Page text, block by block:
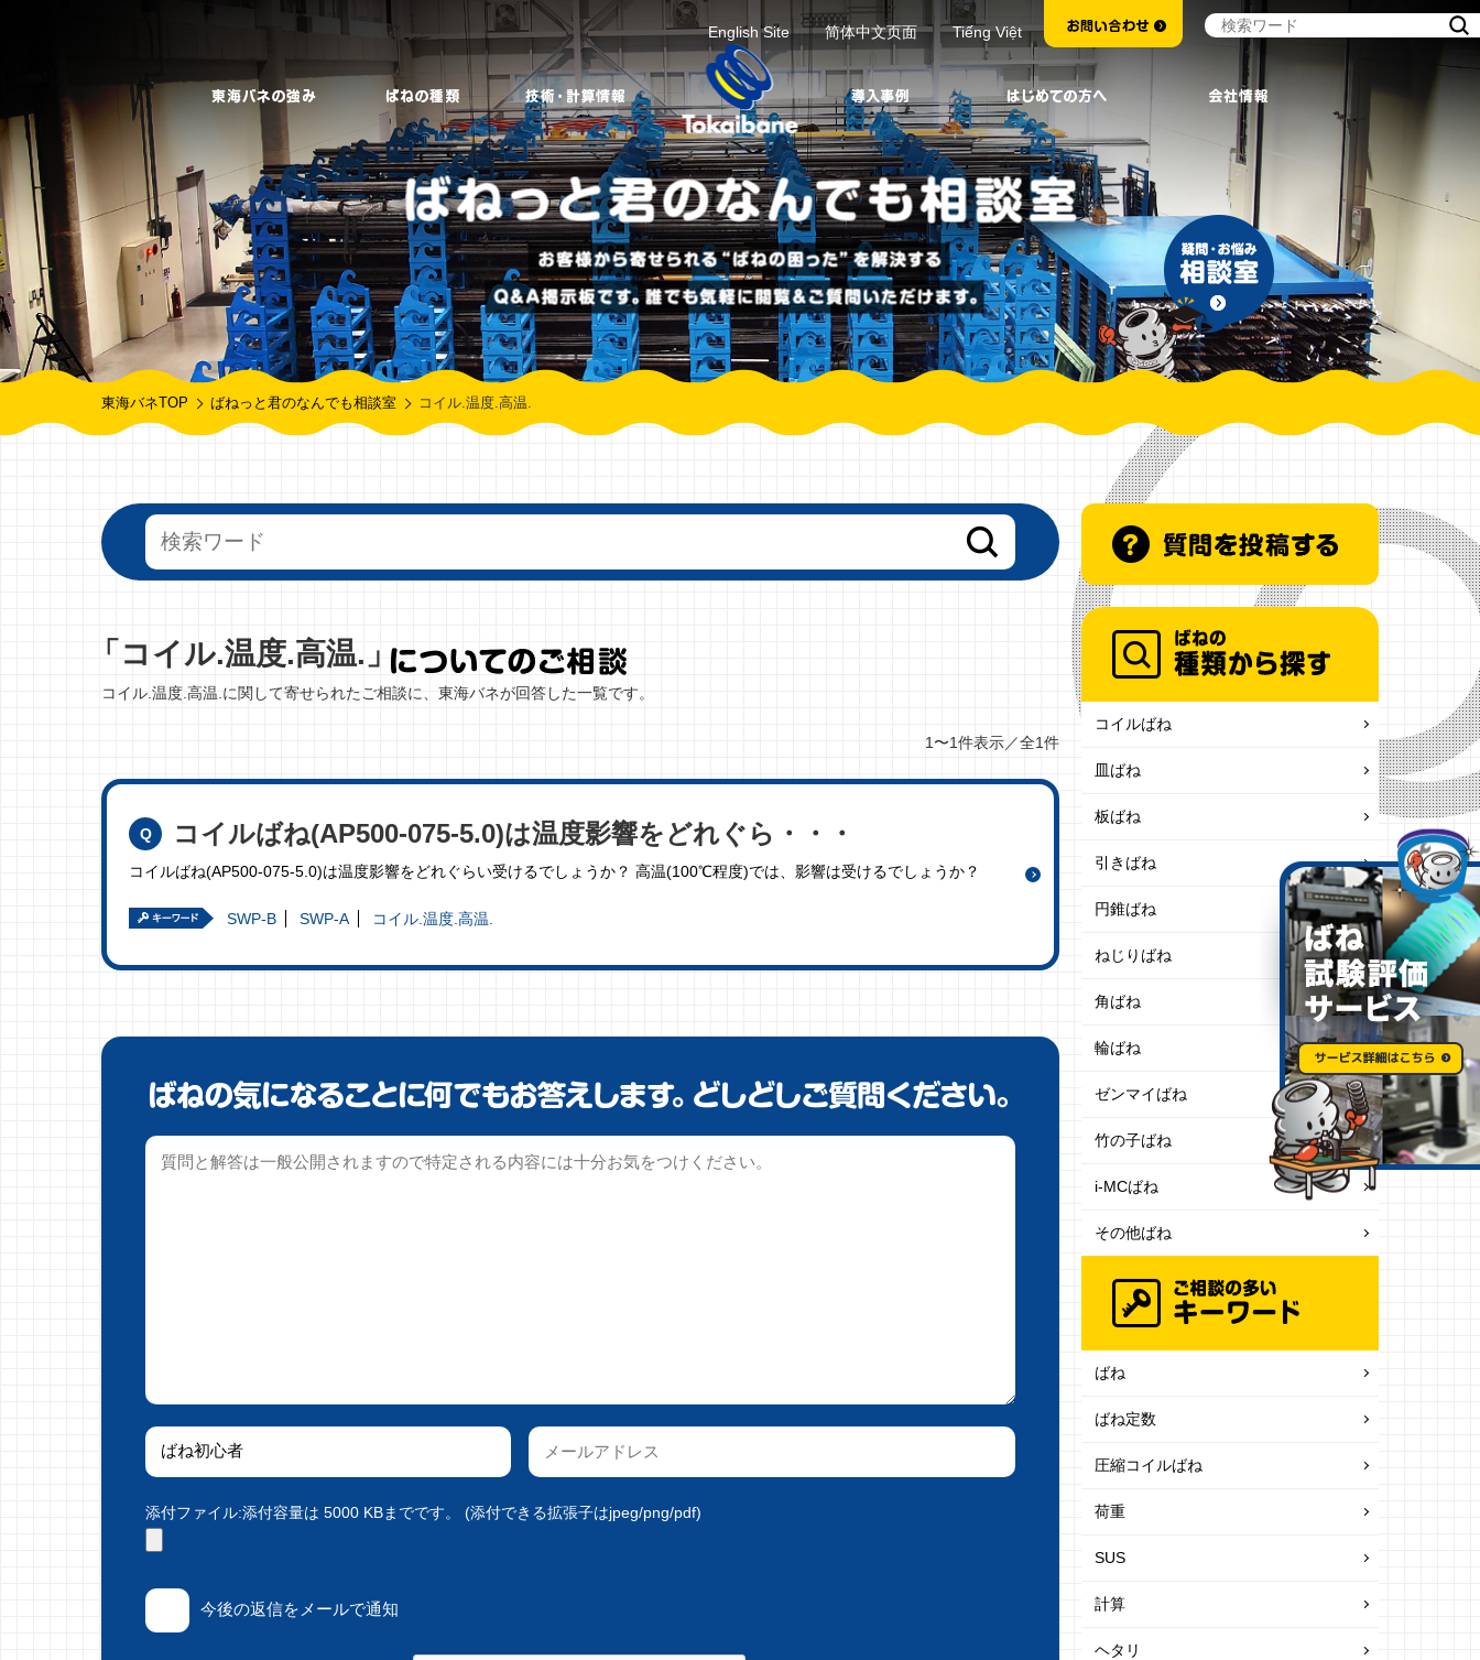
English Site 简体中文页面 Tiếng Việt
東海バネTOP ばねっと君のなんでも相談室 コイル.温度.高温.
「コイル.温度.高温.」
コイル.温度.高温.に関して寄せられたご相談に、東海バネが回答した一覧です。
1〜1件表示／全1件
コイルばね(AP500-075-5.0)は温度影響をどれぐら・・・
コイルばね(AP500-075-5.0)は温度影響をどれぐらい受けるでしょうか？ 高温(100℃程度)では、影響は受けるでしょうか？
SWP-B SWP-A コイル.温度.高温.
添付ファイル:添付容量は 5000 KBまでです。 (添付できる拡張子はjpeg/png/pdf)
今後の返信をメールで通知
コイルばね
皿ばね
板ばね
引きばね
円錐ばね
ねじりばね
角ばね
輪ばね
ゼンマイばね
竹の子ばね
i-MCばね
その他ばね
ばね
ばね定数
圧縮コイルばね
荷重
SUS
計算
ヘタリ